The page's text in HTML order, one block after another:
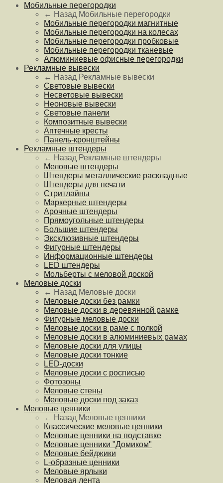
Мобильные перегородки
← Назад Мобильные перегородки
Мобильные перегородки магнитные
Мобильные перегородки на колесах
Мобильные перегородки пробковые
Мобильные перегородки тканевые
Алюминиевые офисные перегородки
Рекламные вывески
← Назад Рекламные вывески
Световые вывески
Несветовые вывески
Неоновые вывески
Световые панели
Композитные вывески
Аптечные кресты
Панель-кронштейны
Рекламные штендеры
← Назад Рекламные штендеры
Меловые штендеры
Штендеры металлические раскладные
Штендеры для печати
Стритлайны
Маркерные штендеры
Арочные штендеры
Прямоугольные штендеры
Большие штендеры
Эксклюзивные штендеры
Фигурные штендеры
Информационные штендеры
LED штендеры
Мольберты с меловой доской
Меловые доски
← Назад Меловые доски
Меловые доски без рамки
Меловые доски в деревянной рамке
Фигурные меловые доски
Меловые доски в раме с полкой
Меловые доски в алюминиевых рамах
Меловые доски для улицы
Меловые доски тонкие
LED-доски
Меловые доски с росписью
Фотозоны
Меловые стены
Меловые доски под заказ
Меловые ценники
← Назад Меловые ценники
Классические меловые ценники
Меловые ценники на подставке
Меловые ценники "Домиком"
Меловые бейджики
L-образные ценники
Меловые ярлыки
Меловая лента